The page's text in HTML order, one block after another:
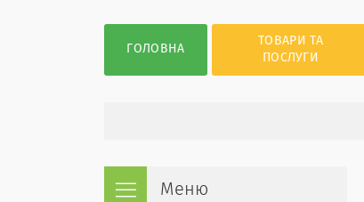
ГОЛОВНА
ТОВАРИ ТА
ПОСЛУГИ